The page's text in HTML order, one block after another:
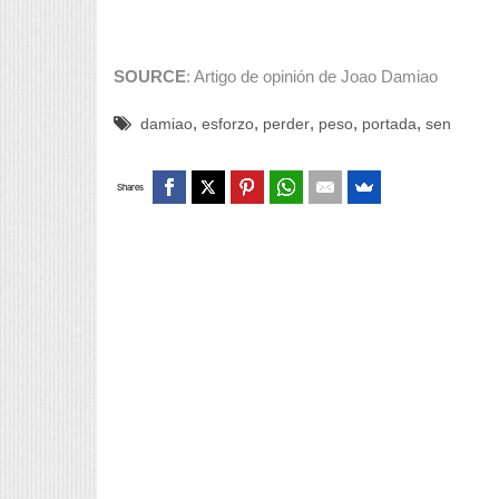
SOURCE: Artigo de opinión de Joao Damiao
damiao, esforzo, perder, peso, portada, sen
Shares